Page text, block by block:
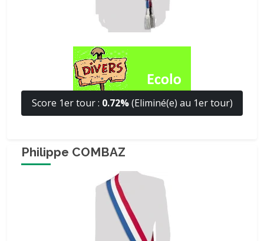
Score 1er tour : 0.72%(Eliminé(e) au 1er tour)
Philippe COMBAZ